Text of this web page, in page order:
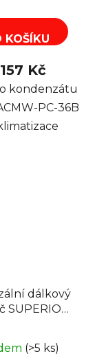
KOŠÍKU
Kč
kondenzátu
PC-36B
dálkový
SUPERIOR
(>5 ks)